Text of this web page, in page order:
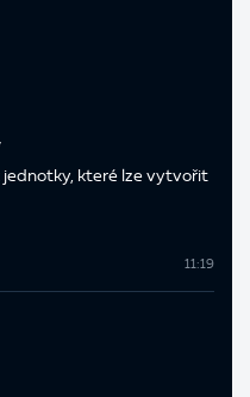
které lze vytvořit
11:19